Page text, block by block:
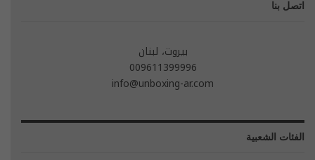
اتصل بنا
بيروت، لبنان
009611399996
info@unboxing-ar.com
الفئات الشعبية